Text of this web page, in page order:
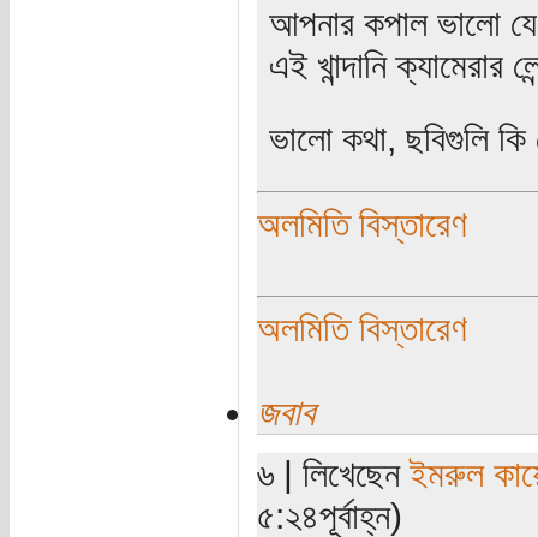
আপনার কপাল ভালো যে
এই খান্দানি
ভালো কথা, ছবিগুলি
অলমিতি বিস্তারেণ
অলমিতি বিস্তারেণ
জবাব
৬ | লিখেছেনইমরুল
৫:২৪পূর্বাহ্ন)